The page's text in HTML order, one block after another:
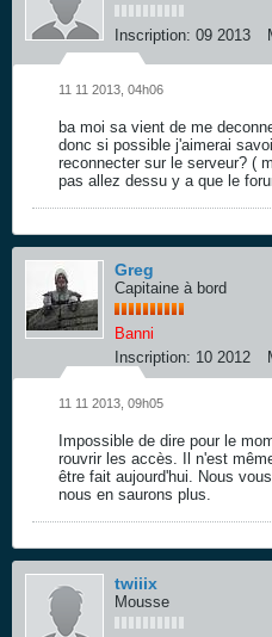
Inscription: 09 2013
11 11 2013, 04h06
ba moi sa vient de me
donc si possible j'aimerai
reconnecter sur le serveur? (
pas allez dessu y a que le
Greg
Capitaine à bord
Banni
Inscription: 10 2012
11 11 2013, 09h05
Impossible de dire pour le
rouvrir les accès. Il n'est
être fait aujourd'hui. Nous
nous en saurons plus.
twiiix
Mousse